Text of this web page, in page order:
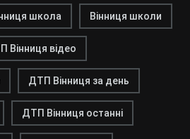
школа Вінниця школи
Вінниця відео
ДТП Вінниця за день
ДТП Вінниця останні